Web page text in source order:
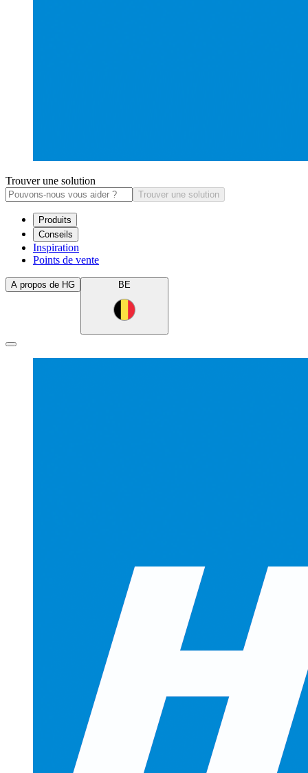
Trouver une solution
Trouver une solution
Produits
Conseils
Inspiration
Points de vente
A propos de HG BE